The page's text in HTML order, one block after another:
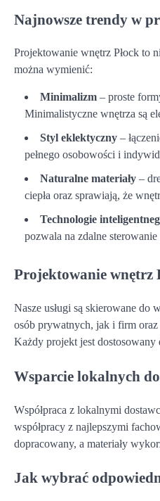
Najnowsze trendy w
Projektowanie wnętrz Płock to
można wymienić:
Minimalizm – proste
Minimalistyczne wnętrza są
Styl eklektyczny –
pełnego osobowości i
Naturalne materiały –
ciepła oraz sprawiają, że
Technologie
pozwala na zdalne
Projektowanie wnętrz
Nasze usługi są skierowane do
osób prywatnych, jak i firm
Każdy projekt jest
Wsparcie lokalnych
Współpraca z lokalnymi
współpracy z najlepszymi
dopracowany, a materiały
Jak wybrać